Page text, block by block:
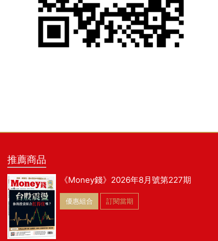
推薦商品
《Money錢》2026年8月號第227期
優惠組合 訂閱當期